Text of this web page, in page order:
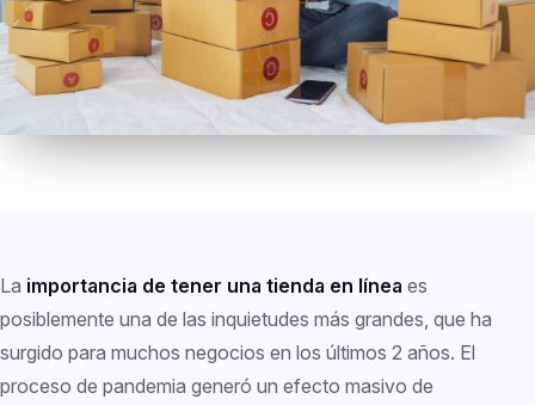
La importancia de tener una tienda en línea es
posiblemente una de las inquietudes más grandes, que ha
surgido para muchos negocios en los últimos 2 años. El
proceso de pandemia generó un efecto masivo de